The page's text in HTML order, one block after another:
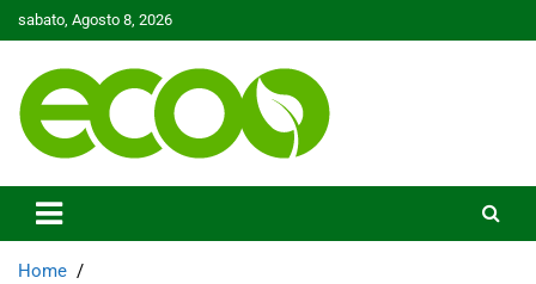
to
sabato, Agosto 8, 2026
Ecoo.it
Home